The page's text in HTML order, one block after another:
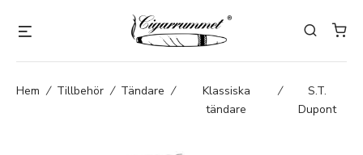
Hem / Tillbehör / Tändare /
Klassiska
tändare
/
S.T.
Dupont